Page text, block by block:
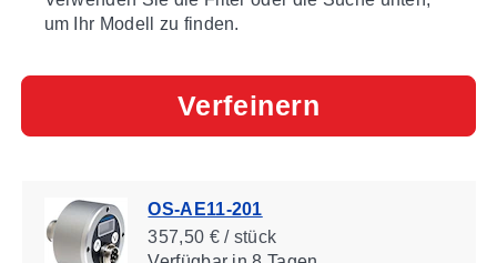
um Ihr Modell zu finden.
Verfeinern
OS-AE11-201
357,50 € / stück